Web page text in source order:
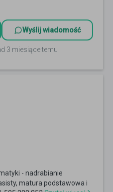
Wyślij wiadomość
3 miesiące temu
- nadrabianie
matura podstawowa i